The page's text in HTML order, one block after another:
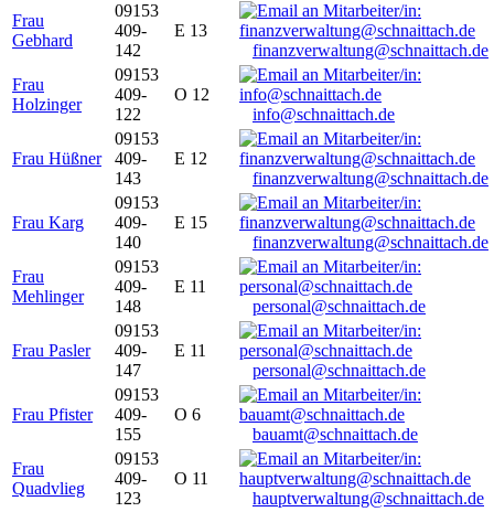
Frau
Gebhard
09153
409-
142
E 13
finanzverwaltung@schnaittach.de
Frau
Holzinger
09153
409-
122
O 12
info@schnaittach.de
Frau Hüßner
09153
409-
143
E 12
finanzverwaltung@schnaittach.de
Frau Karg
09153
409-
140
E 15
finanzverwaltung@schnaittach.de
Frau
Mehlinger
09153
409-
148
E 11
personal@schnaittach.de
Frau Pasler
09153
409-
147
E 11
personal@schnaittach.de
Frau Pfister
09153
409-
155
O 6
bauamt@schnaittach.de
Frau
Quadvlieg
09153
409-
123
O 11
hauptverwaltung@schnaittach.de